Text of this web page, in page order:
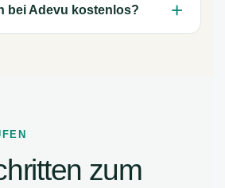
bei Adevu kostenlos?
zum